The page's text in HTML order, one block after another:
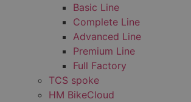
Basic Line
Complete Line
Advanced Line
Premium Line
Full Factory
TCS spoke
HM BikeCloud